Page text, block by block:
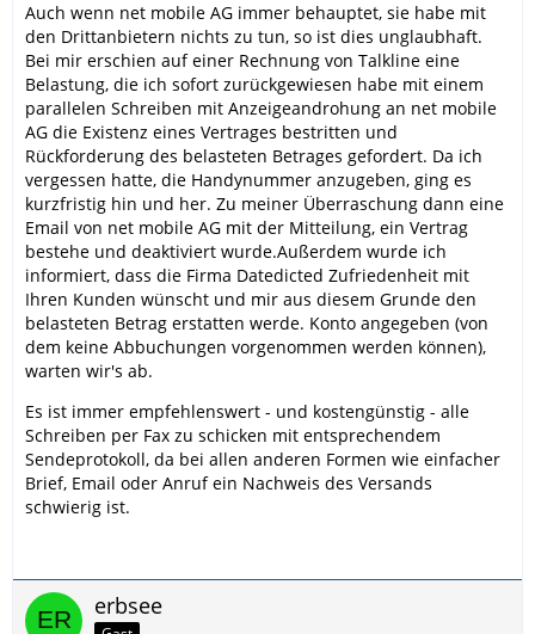
Auch wenn net mobile AG immer behauptet, sie habe mit
den Drittanbietern nichts zu tun, so ist dies unglaubhaft.
Bei mir erschien auf einer Rechnung von Talkline eine
Belastung, die ich sofort zurückgewiesen habe mit einem
parallelen Schreiben mit Anzeigeandrohung an net mobile
AG die Existenz eines Vertrages bestritten und
Rückforderung des belasteten Betrages gefordert. Da ich
vergessen hatte, die Handynummer anzugeben, ging es
kurzfristig hin und her. Zu meiner Überraschung dann eine
Email von net mobile AG mit der Mitteilung, ein Vertrag
bestehe und deaktiviert wurde.Außerdem wurde ich
informiert, dass die Firma Datedicted Zufriedenheit mit
Ihren Kunden wünscht und mir aus diesem Grunde den
belasteten Betrag erstatten werde. Konto angegeben (von
dem keine Abbuchungen vorgenommen werden können),
warten wir's ab.
Es ist immer empfehlenswert - und kostengünstig - alle
Schreiben per Fax zu schicken mit entsprechendem
Sendeprotokoll, da bei allen anderen Formen wie einfacher
Brief, Email oder Anruf ein Nachweis des Versands
schwierig ist.
erbsee